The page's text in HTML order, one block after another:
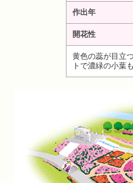
作出年
開花性
黄色の蕊が目立
トで濃緑の小葉